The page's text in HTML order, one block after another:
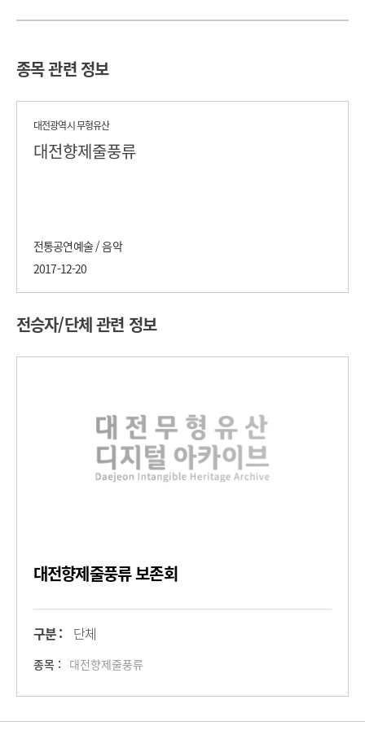
종목 관련 정보
대전광역시 무형유산
대전향제줄풍류
전통공연예술 / 음악
2017-12-20
전승자/단체 관련 정보
대전향제줄풍류 보존회
구분 : 단체
종목 : 대전향제줄풍류